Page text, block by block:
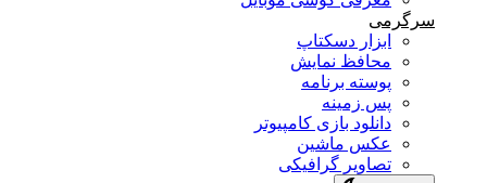
سرگرمی
ابزار دسکتاپ
محافظ نمایش
پوسته برنامه
پس زمینه
دانلود بازی کامپیوتر
عکس ماشین
تصاویر گرافیکی